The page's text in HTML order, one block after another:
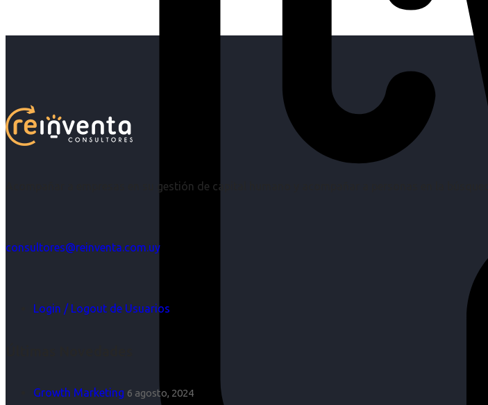
Acompañar a empresas en su gestión de capital humano y acompañar a personas en la
consultores@reinventa.com.uy
Login / Logout de Usuarios
Growth Marketing 6 agosto, 2024